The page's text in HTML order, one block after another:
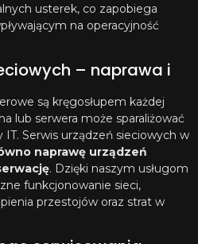
usterek, co zapobiega
na operacyjność
– naprawa i
są kręgosłupem każdej
lub serwera może sparaliżować
IT. Serwis urządzeń sieciowych w
naprawę urządzeń
. Dzięki naszym usługom
funkcjonowanie sieci,
przestojów oraz strat w